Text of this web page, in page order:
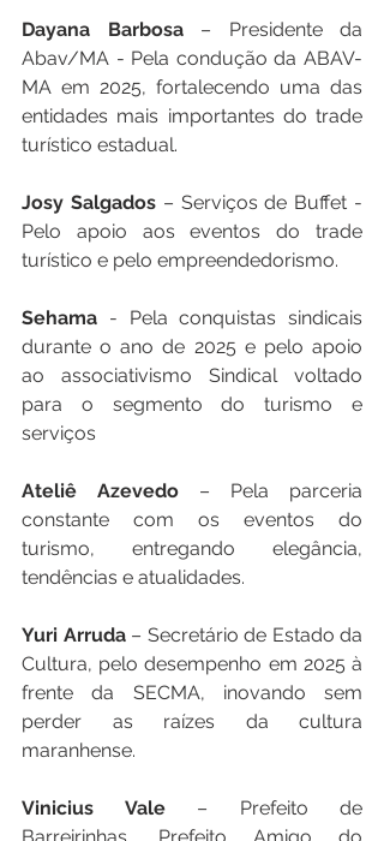
Dayana Barbosa – Presidente da
Abav/MA - Pela condução da ABAV-
MA em 2025, fortalecendo uma das
entidades mais importantes do trade
turístico estadual.
Josy Salgados – Serviços de Buffet -
Pelo apoio aos eventos do trade
turístico e pelo empreendedorismo.
Sehama - Pela conquistas sindicais
durante o ano de 2025 e pelo apoio
ao associativismo Sindical voltado
para o segmento do turismo e
serviços
Ateliê Azevedo – Pela parceria
constante com os eventos do
turismo, entregando elegância,
tendências e atualidades.
Yuri Arruda – Secretário de Estado da
Cultura, pelo desempenho em 2025 à
frente da SECMA, inovando sem
perder as raízes da cultura
maranhense.
Vinicius Vale – Prefeito de